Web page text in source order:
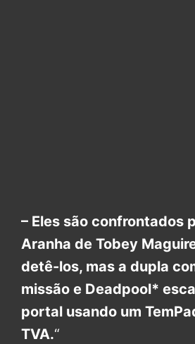
– Eles são confrontados
Aranha de Tobey
detê-los, mas a dupla
missão e Deadpool*
portal usando um
TVA.“